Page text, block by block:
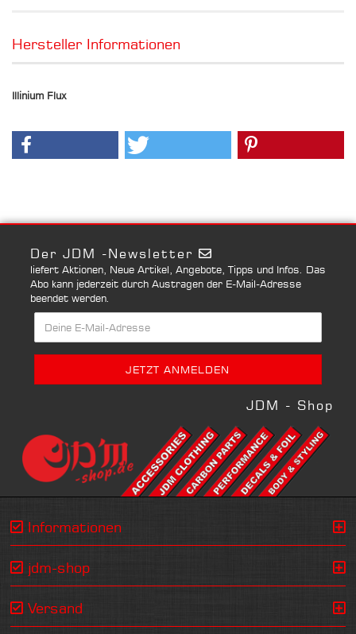
Hersteller Informationen
Illinium Flux
Der JDM -Newsletter
liefert Aktionen, Neue Artikel, Angebote, Tipps und Infos. Das
Abo kann jederzeit durch Austragen der E-Mail-Adresse
beendet werden.
JDM - Shop
Informationen
jdm-shop
Versand